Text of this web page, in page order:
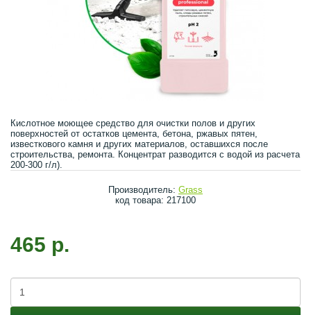
Кислотное моющее средство для очистки полов и других
поверхностей от остатков цемента, бетона, ржавых пятен,
известкового камня и других материалов, оставшихся после
строительства, ремонта. Концентрат разводится с водой из расчета
200-300 г/л).
Производитель: Grass
код товара: 217100
465 р.